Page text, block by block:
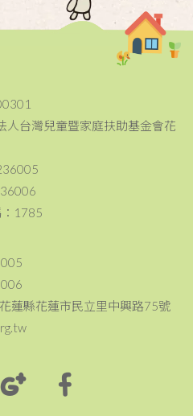
人台灣兒童暨家庭扶助基金會花
1785
蓮縣花蓮市民立里中興路75號